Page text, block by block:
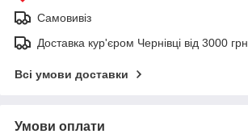
Самовивіз
Доставка кур'єром Чернівці від 3000 грн
Всі умови доставки
Умови оплати